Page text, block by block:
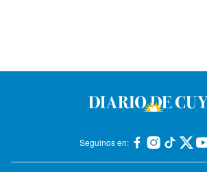
Seguinos en: